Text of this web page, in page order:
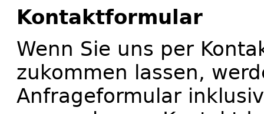
Kontaktformular
Wenn Sie uns per
zukommen lassen,
Anfrageformular